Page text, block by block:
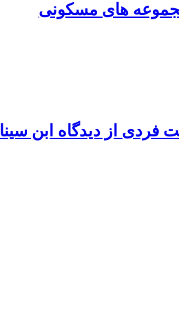
های مسکونی
از دیدگاه ابن سینا